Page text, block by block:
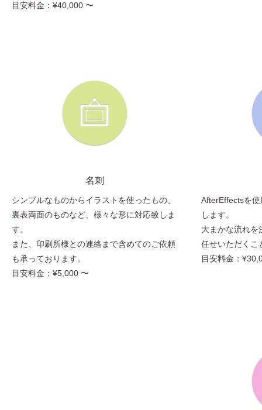
目安料金：¥40,000 〜
名刺
シンプルなものからイラストを使ったもの、
裏表両面のものなど、様々な形に対応致しま
す。
また、印刷所様との連絡まで含めてのご依頼
も承っております。
目安料金：¥5,000 〜
AfterEffectsを
します。
大まかな流れを
任せいただくこ
目安料金：